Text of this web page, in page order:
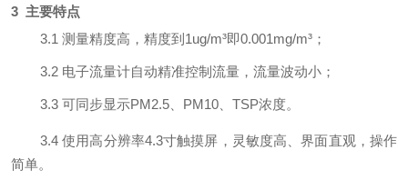
3 主要特点
3.1 测量精度高，精度到 1ug/m³即0.001mg/m³；
3.2 电子流量计自动精准控制流量 ，流量波动小；
3.3 可同步显示PM2.5 PM10 TSP浓度。
3.4使用高分辨率4.3寸触摸屏，灵敏度高、界面直观，操作
简单。